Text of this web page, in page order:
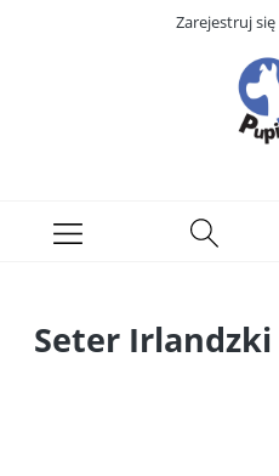
Zarejestruj się
Seter Irlandzki